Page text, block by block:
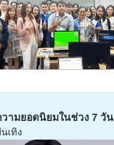
ามยอดนิยมในช่วง 7 วัน
เทิง